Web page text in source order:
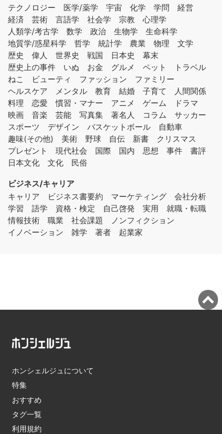
テクノロジー
医学/薬学 宇宙 化学 学問
経営
経済
芸術 言語学 社会学 宗教
心理学
人類学/考古学
数学 政治 生物学
生命科学
地質学/惑星科学
哲学 統計学 農業 物理
文学
歴史
偉人 世界史 戦国 日本史
幕末
歴史上の事件
いぬ お金 グルメ ペット
トラベル
ねこ
ビューティ ファッション
ファミリー
ヘルスケア
メンタル 教育 結婚 子育て
人間関係
料理
恋愛 慣習・マナー アニメ ゲーム
ドラマ
映画
音楽 芸能 写真集 著名人 コラム
サッカー
スポーツ
デザイン バスケットボール
自動車
趣味(その他)
美術 野球 自伝 新書
クリスマス
プレゼント
現代社会 国際 国内 思想 事件
書評
日本文化
文化 民俗
ビジネス/キャリア
キャリア
ビジネス書要約 マーケティング
会社分析
学習
語学 資格・検定 自己啓発 実用
就職・転職
情報技術
職業 社会課題
ノンフィクション
イノベーション
雑学 著者 起業家
ホンシェルジュについて
特集
おすすめ
タグ一覧
利用規約